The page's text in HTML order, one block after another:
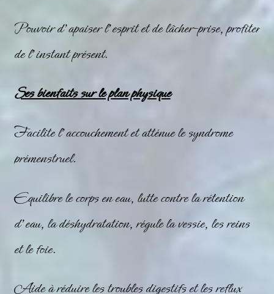
Pouvoir d’apaiser l’esprit et de lâcher-prise, profiter
de l’instant présent.
Ses bienfaits sur le plan physique
Facilite l’accouchement et atténue le syndrome
prémenstruel.
Equilibre le corps en eau, lutte contre la rétention
d’eau, la déshydratation, régule la vessie, les reins
et le foie.
Aide à réduire les troubles digestifs et les reflux